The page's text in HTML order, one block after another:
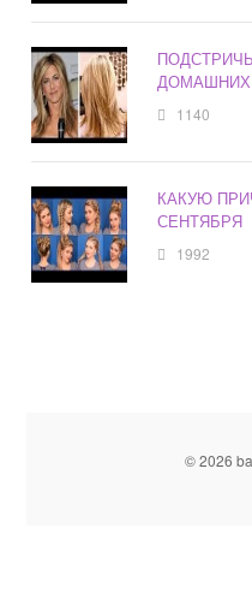
1140
КАКУЮ
СЕНТЯБРЯ
1992
© 2026